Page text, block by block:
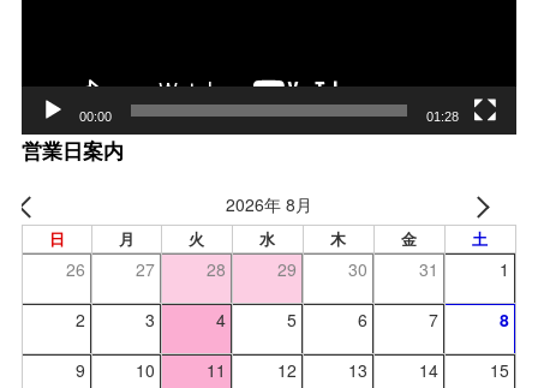
00:00 01:28
営業日案内
2026年 8月
日 月 火 水 木 金 土
26 27 28 29 30 31 1
2 3 4 5 6 7 8
9 10 11 12 13 14 15